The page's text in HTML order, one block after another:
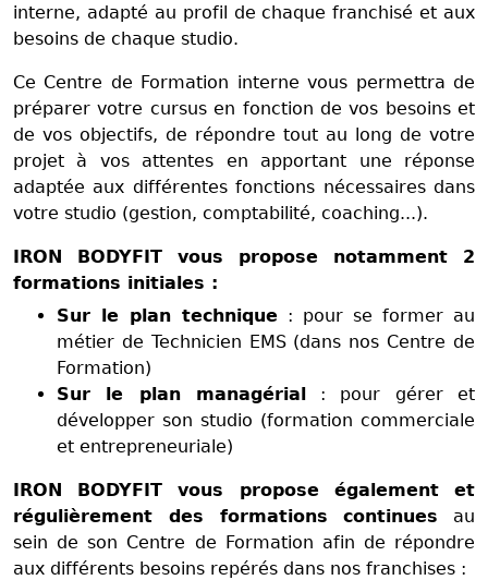
interne, adapté au profil de chaque franchisé et aux
besoins de chaque studio.
Ce Centre de Formation interne vous permettra de
préparer votre cursus en fonction de vos besoins et
de vos objectifs, de répondre tout au long de votre
projet à vos attentes en apportant une réponse
adaptée aux différentes fonctions nécessaires dans
votre studio (gestion, comptabilité, coaching...).
IRON BODYFIT vous propose notamment 2
formations initiales :
Sur le plan technique : pour se former au
métier de Technicien EMS (dans nos Centre de
Formation)
Sur le plan managérial: pour gérer et
développer son studio (formation commerciale
et entrepreneuriale)
IRON BODYFIT vous propose également et
régulièrement des formations continues au
sein de son Centre de Formation afin de répondre
aux différents besoins repérés dans nos franchises :